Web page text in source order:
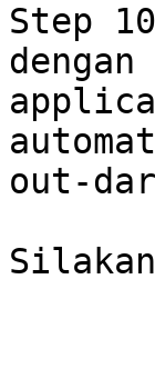
Step
out-